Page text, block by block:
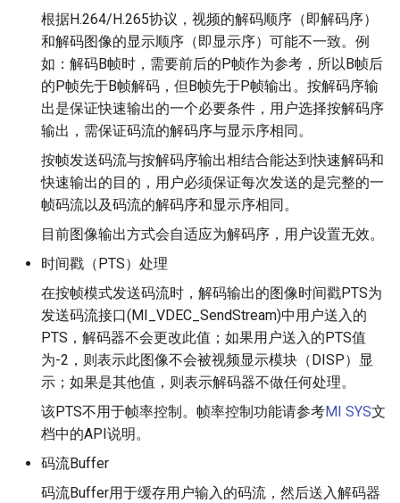
根据H.264/H.265协议，视频的解码顺序（即解码序）
和解码图像的显示顺序（即显示序）可能不一致。例
如：解码B帧时，需要前后的P帧作为参考，所以B帧后
的P帧先于B帧解码，但B帧先于P帧输出。按解码序输
出是保证快速输出的一个必要条件，用户选择按解码序
输出，需保证码流的解码序与显示序相同。
按帧发送码流与按解码序输出相结合能达到快速解码和
快速输出的目的，用户必须保证每次发送的是完整的一
帧码流以及码流的解码序和显示序相同。
目前图像输出方式会自适应为解码序，用户设置无效。
时间戳（PTS）处理
在按帧模式发送码流时，解码输出的图像时间戳PTS为
发送码流接口(MI_VDEC_SendStream)中用户送入的
PTS，解码器不会更改此值；如果用户送入的PTS值
为-2，则表示此图像不会被视频显示模块（DISP）显
示；如果是其他值，则表示解码器不做任何处理。
该PTS不用于帧率控制。帧率控制功能请参考MI SYS文
档中的API说明。
码流Buffer
码流Buffer用于缓存用户输入的码流，然后送入解码器